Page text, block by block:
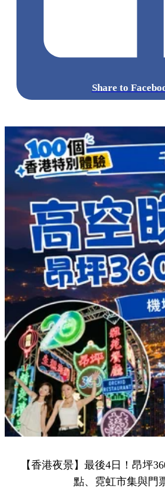
Share to
【香港夜景】最後4日！昂坪
點、霓虹市集與門